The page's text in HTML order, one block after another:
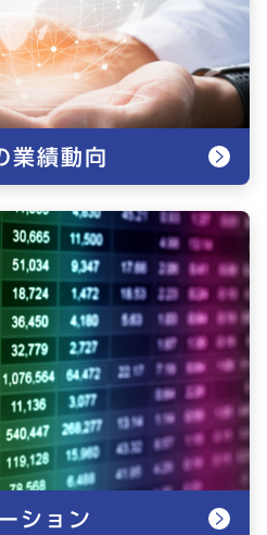
業績動向
ション